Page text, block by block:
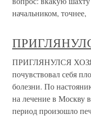
начальником, точнее,
ПРИГЛЯНУЛСЯ
почувствовал себя
болезни. По
на лечение в Москву
период произошло